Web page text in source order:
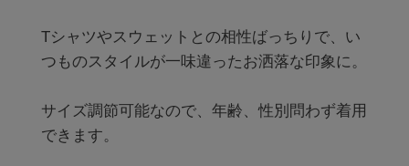
Tシャツやスウェットとの相性ばっちりで、い
つものスタイルが一味違ったお洒落な印象に。
サイズ調節可能なので、年齢、性別問わず着用
できます。